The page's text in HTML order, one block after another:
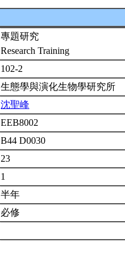
專題研究
Research Training
102-2
生態學與演化生物學研究所
沈聖峰
EEB8002
B44 D0030
23
1
半年
必修